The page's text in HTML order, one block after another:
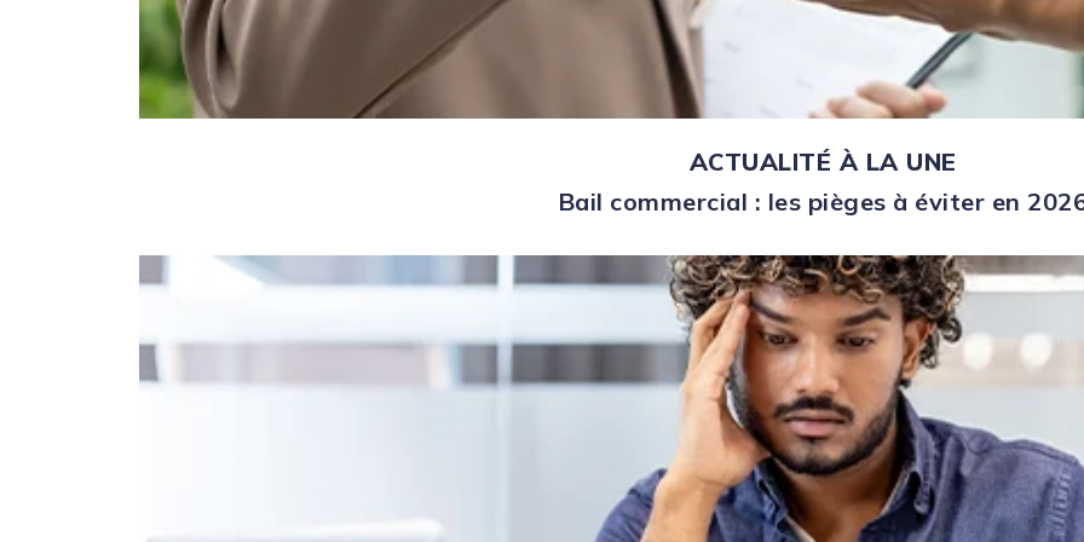
ACTUALITÉ À LA UNE
Bail commercial : les pièges à éviter en